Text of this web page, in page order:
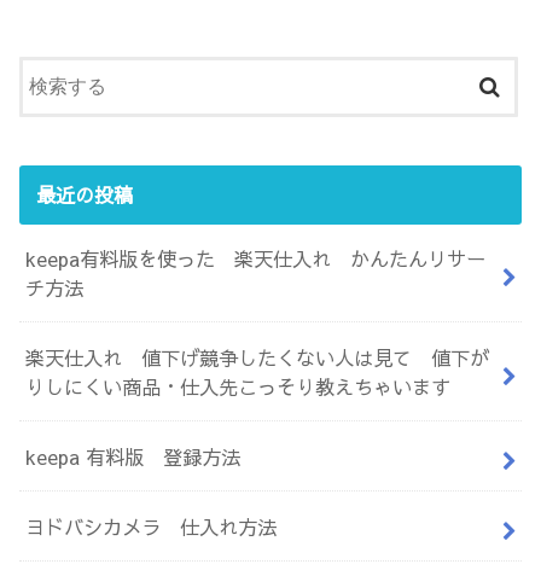
最近の投稿
keepa有料版を使った 楽天仕入れ かんたんリサー
チ方法
楽天仕入れ 値下げ競争したくない人は見て 値下が
りしにくい商品・仕入先こっそり教えちゃいます
keepa 有料版 登録方法
ヨドバシカメラ 仕入れ方法